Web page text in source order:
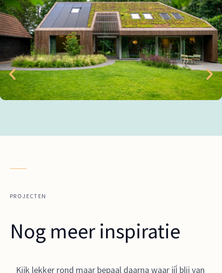
PROJECTEN
Nog meer inspiratie
Kijk lekker rond maar bepaal daarna waar jíj́ blij van